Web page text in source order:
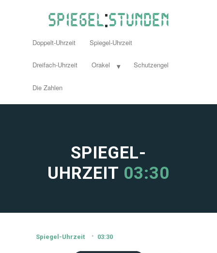
Doppelt-Uhrzeit Spiegel-Uhrzeit
Dreifach-Uhrzeit Orakel Schutzengel
Die Zahlen
SPIEGEL-
UHRZEIT 03:30
Spiegel-Uhrzeit 03:30